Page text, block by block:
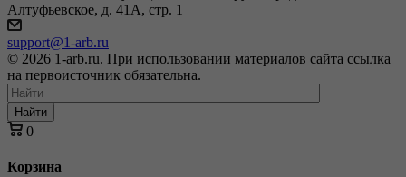
Алтуфьевское, д. 41А, стр. 1
support@1-arb.ru
© 2026 1-arb.ru. При использовании материалов сайта ссылка
на первоисточник обязательна.
Найти
0
Корзина